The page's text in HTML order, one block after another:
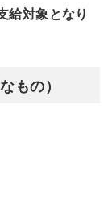
給対象となり
もの）